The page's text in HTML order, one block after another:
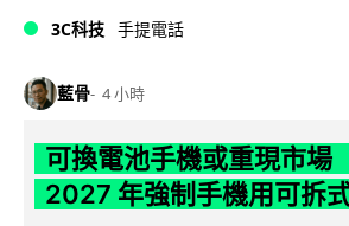
3C科技 手提電話
藍骨 4 小時
可換電池手機或重現市
2027 年強制手機用可拆